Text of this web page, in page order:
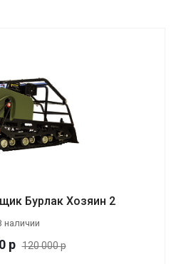
Бурлак Хозяин 2
наличии
р 120 000 р